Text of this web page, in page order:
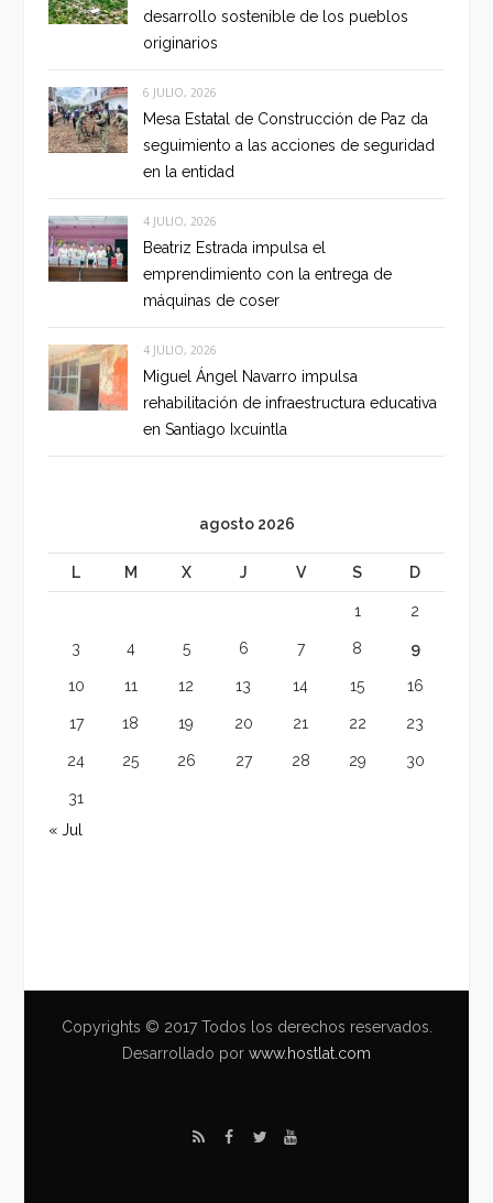
desarrollo sostenible de los pueblos
originarios
6 JULIO, 2026
Mesa Estatal de Construcción de Paz da
seguimiento a las acciones de seguridad
en la entidad
4 JULIO, 2026
Beatriz Estrada impulsa el
emprendimiento con la entrega de
máquinas de coser
4 JULIO, 2026
Miguel Ángel Navarro impulsa
rehabilitación de infraestructura educativa
en Santiago Ixcuintla
agosto 2026
L M X J V S D
1 2
3 4 5 6 7 8 9
10 11 12 13 14 15 16
17 18 19 20 21 22 23
24 25 26 27 28 29 30
31
« Jul
Copyrights © 2017 Todos los derechos reservados.
Desarrollado por www.hostlat.com
R
F
T
Y